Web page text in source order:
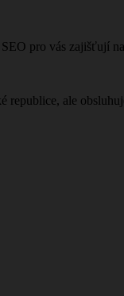
pro vás zajišťují
republice, ale